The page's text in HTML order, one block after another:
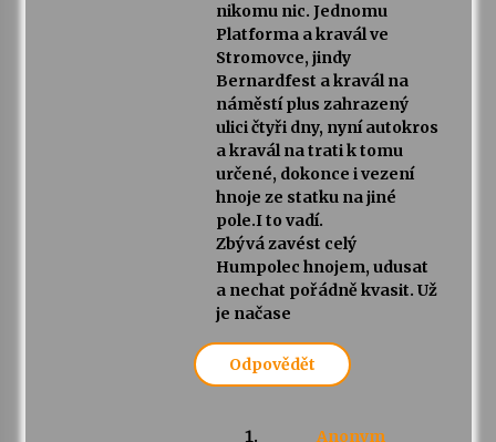
nikomu nic. Jednomu
Platforma a kravál ve
Stromovce, jindy
Bernardfest a kravál na
náměstí plus zahrazený
ulici čtyři dny, nyní autokros
a kravál na trati k tomu
určené, dokonce i vezení
hnoje ze statku na jiné
pole.I to vadí.
Zbývá zavést celý
Humpolec hnojem, udusat
a nechat pořádně kvasit. Už
je načase
Odpovědět
Anonym